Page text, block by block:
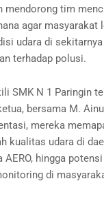
mendorong tim
agar masyarakat
udara di
terhadap polusi.
SMK N 1 Paringin
bersama M.
mereka
kualitas udara di
hingga
di